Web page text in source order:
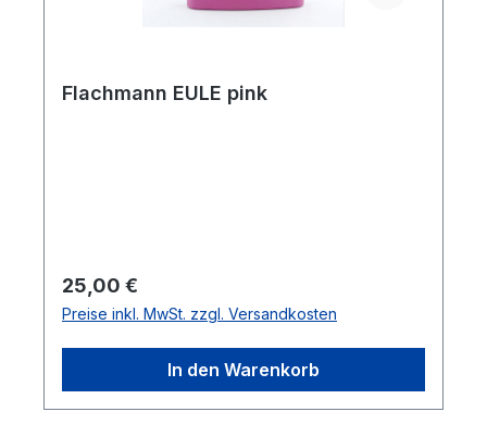
Flachmann EULE pink
Regulärer Preis:
25,00 €
Preise inkl. MwSt. zzgl. Versandkosten
In den Warenkorb